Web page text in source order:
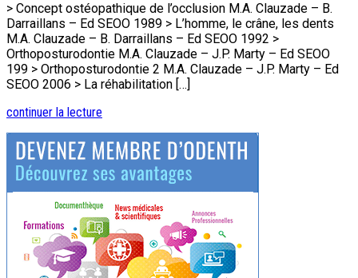
> Concept ostéopathique de l’occlusion M.A. Clauzade – B.
Darraillans – Ed SEOO 1989 > L’homme, le crâne, les dents
M.A. Clauzade – B. Darraillans – Ed SEOO 1992 >
Orthoposturodontie M.A. Clauzade – J.P. Marty – Ed SEOO
199 > Orthoposturodontie 2 M.A. Clauzade – J.P. Marty – Ed
SEOO 2006 > La réhabilitation […]
continuer la lecture